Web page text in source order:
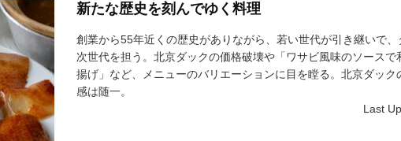
新たな歴史を刻んでゆく料理
創業から55年近くの歴史がありながら、若い世代が引き継いで
次世代を担う。北京ダックの価格破壊や「ワサビ風味のソースで
揚げ」など、メニューのバリエーションに目を瞠る。北京ダック
感は随一。
Last